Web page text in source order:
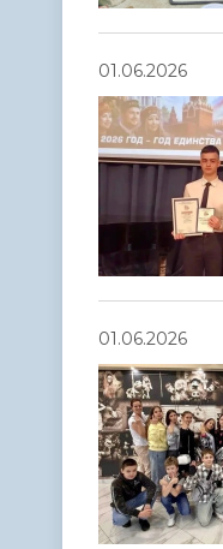
01.06.2026
01.06.2026